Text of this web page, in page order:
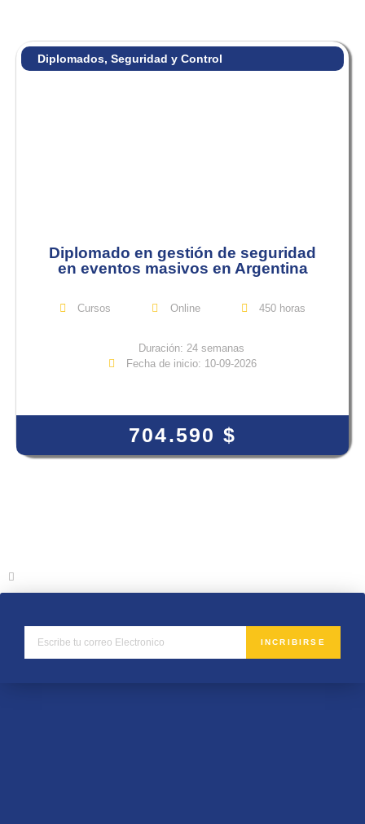
Diplomados,Seguridad y Control
Diplomado en gestión de seguridad
en eventos masivos en Argentina
Cursos Online 450 horas
Duración: 24 semanas
Fecha de inicio: 10-09-2026
704.590 $
INCRIBIRSE